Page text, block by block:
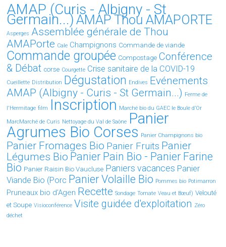
AMAP (Curis - Albigny - St
Germain...) AMAP Thou AMAPORTE
Asperges Assemblée générale de Thou
AMAPorte Cale Champignons Commande de viande
Commande groupée Compostage Conférence
& Débat corse Courgette Crise sanitaire de la COVID-19
Cueillette Distribution Dégustation Endives Evénements
AMAP (Albigny - Curis - St Germain...) Ferme de
l'Hermitage film Inscription Marché bio du GAEC le Boule d’Or
MarcMarché de Curis Nettoyage du Val de Saône Panier
Agrumes Bio Corses Panier Champignons bio
Panier Fromages Bio Panier Fruits Panier
Légumes Bio Panier Pain Bio - Panier Farine
Bio Panier Raisin Bio Vaucluse Paniers vacances Panier
Viande Bio (Porc Panier Volaille Bio Pommes bio Potimarron
Pruneaux bio d’Agen Recette Sondage Tomate Veau et Bœuf) Velouté
et Soupe Visioconférence Visite guidée d'exploitation Zéro
déchet